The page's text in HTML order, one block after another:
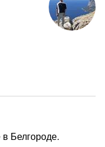
Белгороде.